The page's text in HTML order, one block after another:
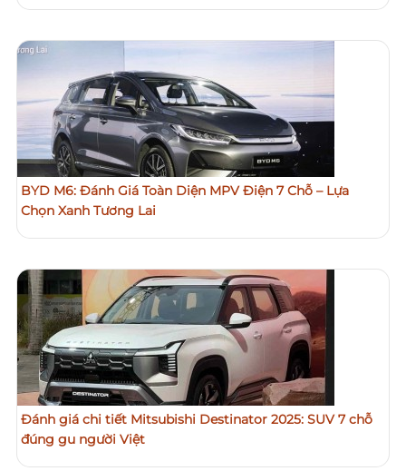
BYD M6: Đánh Giá Toàn Diện MPV Điện 7 Chỗ – Lựa
Chọn Xanh Tương Lai
Đánh giá chi tiết Mitsubishi Destinator 2025: SUV 7 chỗ
đúng gu người Việt